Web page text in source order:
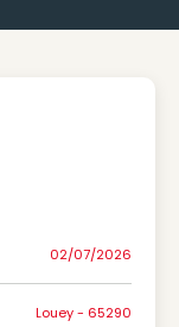
02/07/2026
Louey - 65290